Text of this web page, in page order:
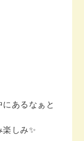
あるなぁと
しみ✨